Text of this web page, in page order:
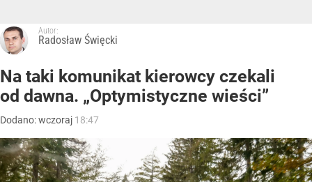
Autor:
Radosław Święcki
Na taki komunikat kierowcy czekali
od dawna. „Optymistyczne wieści”
Dodano:wczoraj 18:47